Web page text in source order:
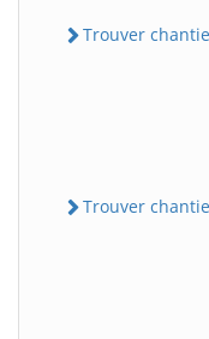
Trouver
Trouver